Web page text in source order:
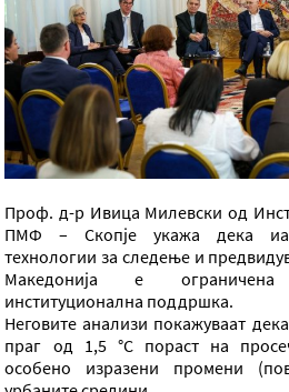
Проф. д-р Ивица Милевски од
ПМФ – Скопје укажа дека
технологии за следење и
Македонија е
институционална поддршка.
Неговите анализи покажуваат
праг од 1,5 °C пораст на
особено изразени промени